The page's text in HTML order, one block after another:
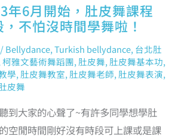
年6月開始，肚皮舞課程
不怕沒時間學舞啦！
/Bellydance,Turkish bellydance,台北肚
柯雅文藝術舞蹈團,肚皮舞,肚皮舞基本功,
學,肚皮舞教室,肚皮舞老師,肚皮舞表演,
皮舞
到大家的心聲了~有許多同學想學肚
空閒時間剛好沒有時段可上課或是課